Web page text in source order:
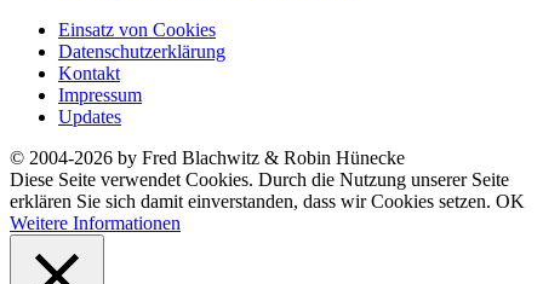
Einsatz von Cookies
Datenschutzerklärung
Kontakt
Impressum
Updates
© 2004-2026 by Fred Blachwitz & Robin Hünecke
Diese Seite verwendet Cookies. Durch die Nutzung unserer Seite
erklären Sie sich damit einverstanden, dass wir Cookies setzen. OK
Weitere Informationen